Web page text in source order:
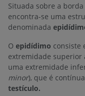
Situada sobre a
encontra-se uma
denominada
O epidídimo consiste
extremidade superior
uma extremidade
minor), que é
testículo.